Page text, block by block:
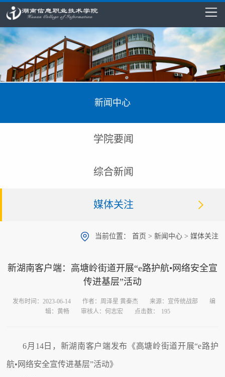
新闻中心
学院要闻
综合新闻
媒体关注
当前位置： 首页 > 新闻中心> 媒体关注
新湖南客户端：高塘岭街道开展“e路护航•网络安全宣
传进基层”活动
发布时间：2023-06-14 作者：周泽星 黄秦杰 来源：宣传统战部
编
辑：黄畅
审核人：何志宏 点击数： 195
6月14日，新湖南客户端发布《高塘岭街道开展“e路护
航•网络安全宣传进基层”活动》